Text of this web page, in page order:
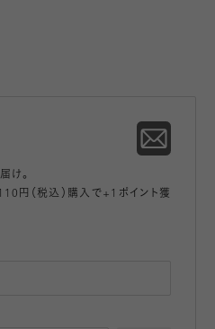
け。
円（税込）購入で+1ポイント獲